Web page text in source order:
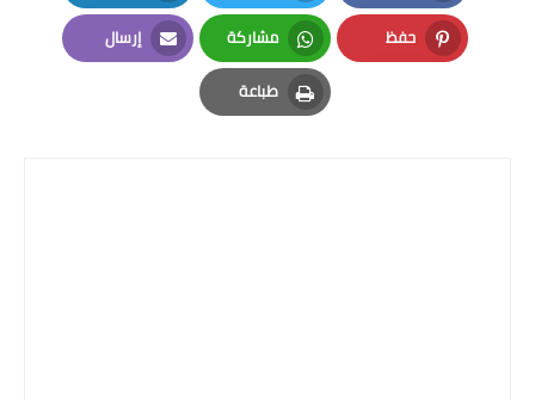
Facebook
Twitter
LinkedIn
حفظ
Pinterest
مشاركة
Whatsapp
إرسال
Email
طباعة
Print